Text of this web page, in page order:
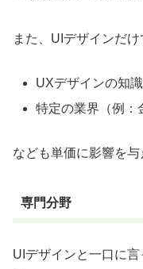
また、UIデザインだけ
UXデザインの知
特定の業界（例：
なども単価に影響を与
専門分野
UIデザインと一口に